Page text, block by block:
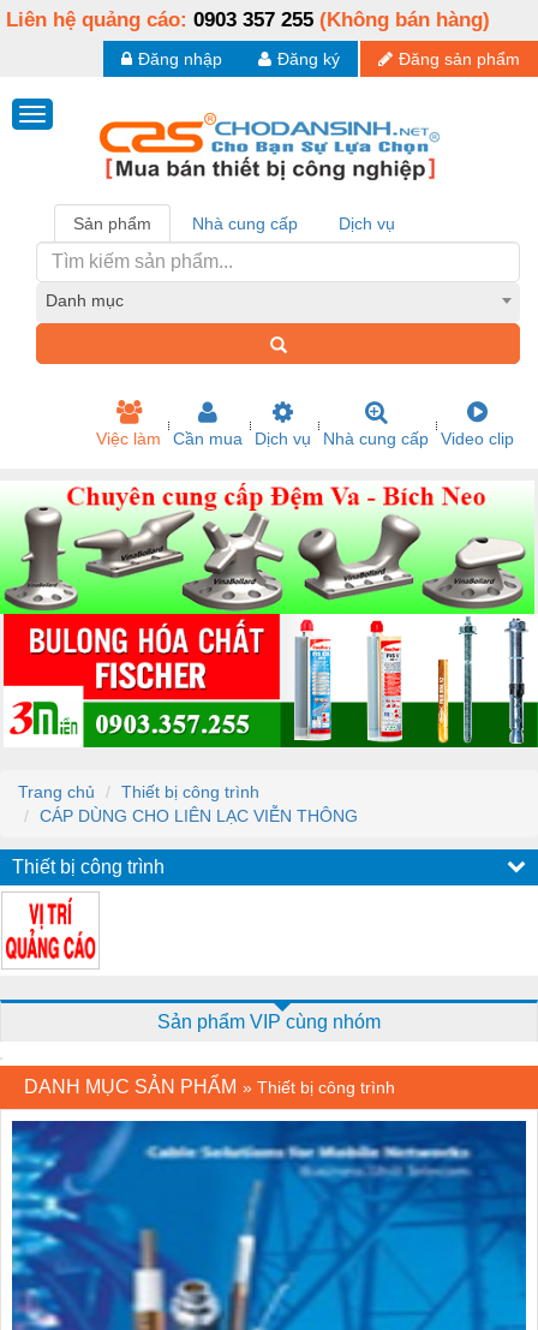
Liên hệ quảng cáo: 0903 357 255 (Không bán hàng)
Đăng sản phẩm
Đăng ký
Đăng nhập
Sản phẩm Nhà cung cấp Dịch vụ
Danh mục
Việc làm Cần mua Dịch vụ Nhà cung cấp Video clip
Trang chủ
Thiết bị công trình
CÁP DÙNG CHO LIÊN LẠC VIỄN THÔNG
Thiết bị công trình
Sản phẩm VIP cùng nhóm
DANH MỤC SẢN PHẨM » Thiết bị công trình